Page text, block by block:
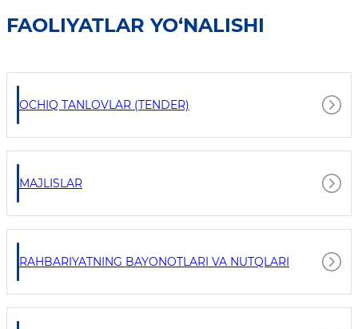
FAOLIYATLAR YO‘NALISHI
OCHIQ TANLOVLAR (TENDER)
MAJLISLAR
RAHBARIYATNING BAYONOTLARI VA NUTQLARI